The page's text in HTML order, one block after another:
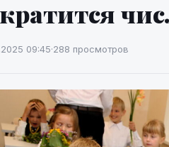
09:45·288 просмотров